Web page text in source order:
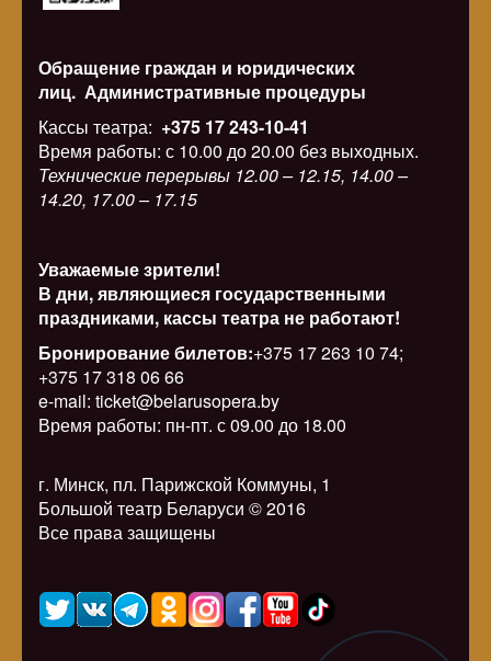
Обращение граждан и юридических
лиц. Административные процедуры
Кассы театра: +375 17 243-10-41
Время работы: с 10.00 до 20.00 без выходных.
Технические перерывы 12.00 – 12.15, 14.00 –
14.20, 17.00 – 17.15
Уважаемые зрители!
В дни, являющиеся государственными
праздниками, кассы театра не работают!
Бронирование билетов:+375 17 263 10 74;
+375 17 318 06 66
e-mail: ticket@belarusopera.by
Время работы: пн-пт. с 09.00 до 18.00
г. Минск, пл. Парижской Коммуны, 1
Большой театр Беларуси © 2016
Все права защищены